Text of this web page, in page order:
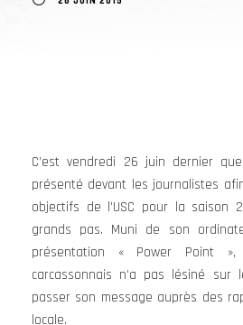
C’est vendredi 26 juin dernier
présenté devant les journalistes
objectifs de l’USC pour la saison
grands pas. Muni de son
présentation « Power Point
carcassonnais n’a pas lésiné sur
passer son message auprès des
locale.